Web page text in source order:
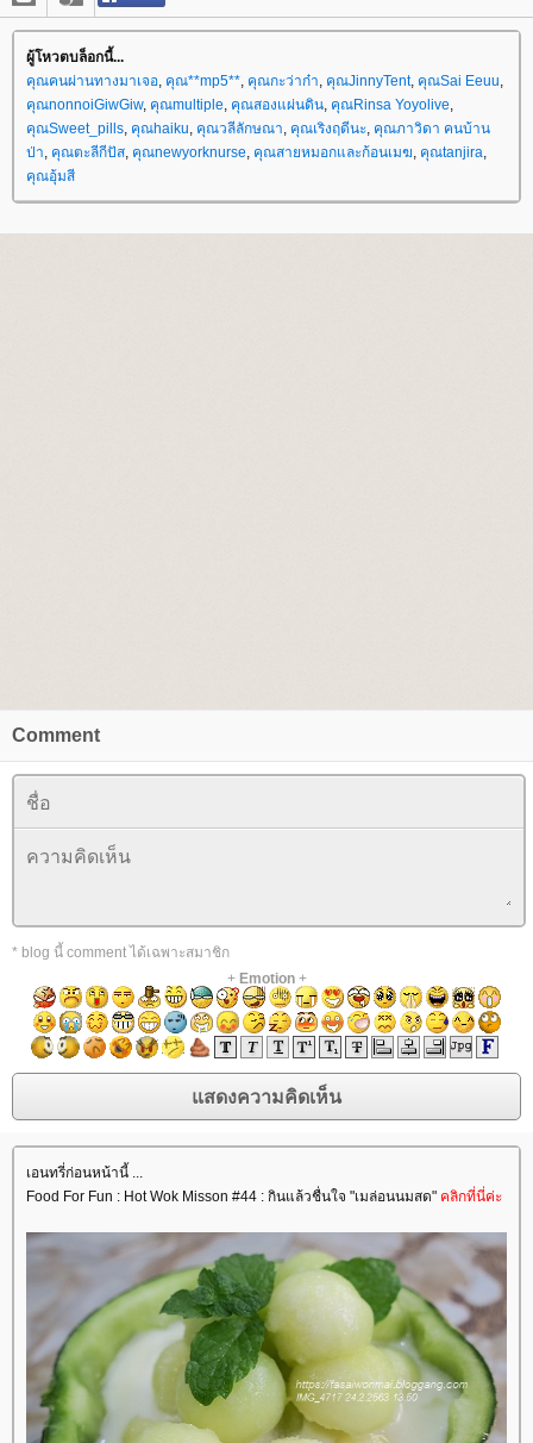
ผู้โหวตบล็อกนี้...
คุณคนผ่านทางมาเจอ, คุณ**mp5**, คุณกะว่าก๋า, คุณJinnyTent, คุณSai Eeuu,
คุณnonnoiGiwGiw, คุณmultiple, คุณสองแผ่นดิน, คุณRinsa Yoyolive,
คุณSweet_pills, คุณhaiku, คุณวลีลักษณา, คุณเริงฤดีนะ, คุณภาวิดา คนบ้าน
ป่า, คุณตะลีกีปัส, คุณnewyorknurse, คุณสายหมอกและก้อนเมฆ, คุณtanjira,
คุณอุ้มสี
Comment
* blog นี้ comment ได้เฉพาะสมาชิก
+ Emotion+
เอนทรี่ก่อนหน้านี้ ...
Food For Fun : Hot Wok Misson #44 : กินแล้วชื่นใจ "เมล่อนนมสด" คลิกที่นี่ค่ะ